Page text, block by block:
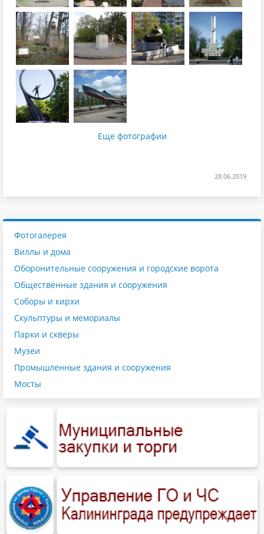
Еще фотографии
28.06.2019
Фотогалерея
Виллы и дома
Оборонительные сооружения и городские ворота
Общественные здания и сооружения
Соборы и кирхи
Скульптуры и мемориалы
Парки и скверы
Музеи
Промышленные здания и сооружения
Мосты